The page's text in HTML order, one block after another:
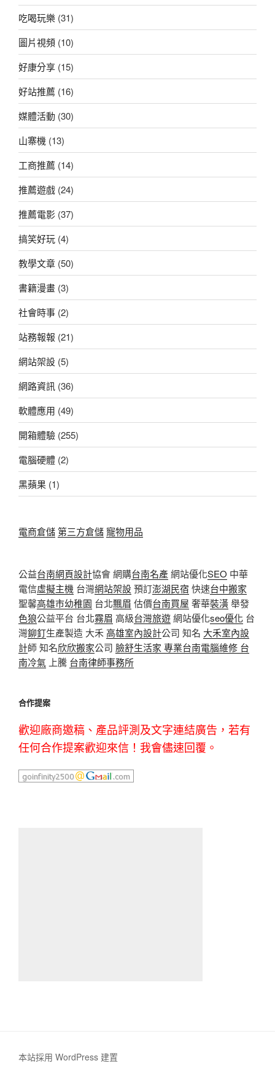
吃喝玩樂 (31)
圖片視頻 (10)
好康分享 (15)
好站推薦 (16)
媒體活動 (30)
山寨機 (13)
工商推薦 (14)
推薦遊戲 (24)
推薦電影 (37)
搞笑好玩 (4)
教學文章 (50)
書籍漫畫 (3)
社會時事 (2)
站務報報 (21)
網站架設 (5)
網路資訊 (36)
軟體應用 (49)
開箱體驗 (255)
電腦硬體 (2)
黑蘋果 (1)
電商倉儲第三方倉儲寵物用品
公益台南網頁設計協會 網購台南名產網站優化SEO 中華
電信虛擬主機 台灣網站架設預訂澎湖民宿 快速台中搬家
聖馨高雄市幼稚園 台北飄眉 估價台南買屋 奢華裝潢舉發
色狼公益平台 台北霧眉 高級台灣旅遊網站優化seo優化 台
灣鉚釘生產製造 大禾高雄室內設計公司 知名 大禾室內設
計師 知名欣欣搬家公司 臉舒生活家 專業台南電腦維修 台
南冷氣 上騰 台南律師事務所
合作提案
歡迎廠商邀稿、產品評測及文字連結廣告，若有
任何合作提案歡迎來信！我會儘速回覆。
本站採用 WordPress 建置